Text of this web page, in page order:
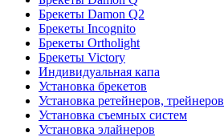
Брекеты Damon Q2
Брекеты Incognito
Брекеты Ortholight
Брекеты Victory
Индивидуальная капа
Установка брекетов
Установка ретейнеров, трейнеров
Установка съемных систем
Установка элайнеров